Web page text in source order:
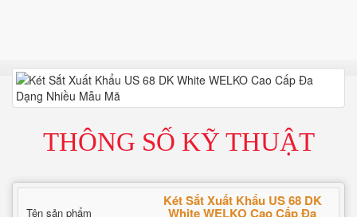
THÔNG SỐ KỸ THUẬT
Tên sản phẩm
Két Sắt Xuất Khẩu US 68 DK
White WELKO Cao Cấp Đa